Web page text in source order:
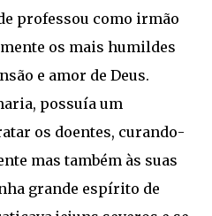
professou como irmão
os mais humildes
e amor de Deus.
possuía um
os doentes, curando-
mas também às suas
grande espírito de